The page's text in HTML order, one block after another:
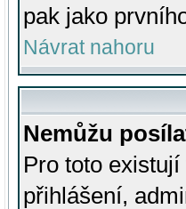
pak jako
Návrat nahoru
Nemůžu
Pro toto
přihlášení,